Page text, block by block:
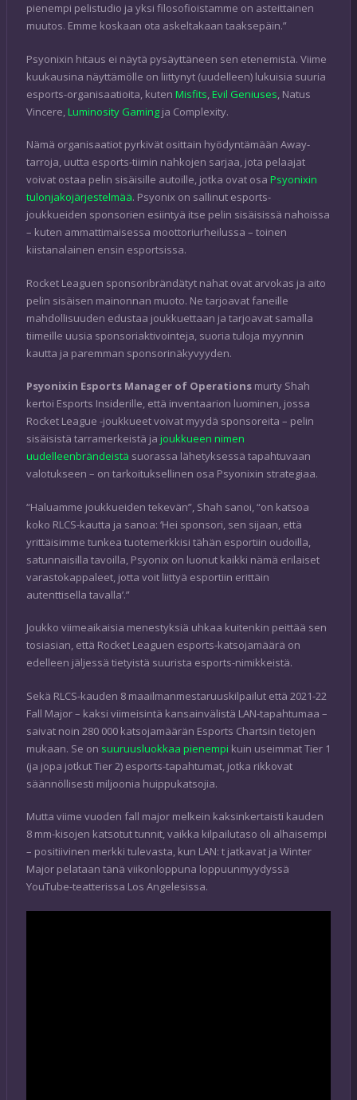
pienempi pelistudio ja yksi filosofioistamme on asteittainen
muutos. Emme koskaan ota askeltakaan taaksepäin.”
Psyonixin hitaus ei näytä pysäyttäneen sen etenemistä. Viime
kuukausina näyttämölle on liittynyt (uudelleen) lukuisia suuria
esports-organisaatioita, kuten Misfits,Evil Geniuses, Natus
Vincere,Luminosity Gaming ja Complexity.
Nämä organisaatiot pyrkivät osittain hyödyntämään Away-
tarroja, uutta esports-tiimin nahkojen sarjaa, jota pelaajat
voivat ostaa pelin sisäisille autoille, jotka ovat osa Psyonixin
tulonjakojärjestelmää. Psyonix on sallinut esports-
joukkueiden sponsorien esiintyä itse pelin sisäisissä nahoissa
– kuten ammattimaisessa moottoriurheilussa – toinen
kiistanalainen ensin esportsissa.
Rocket Leaguen sponsoribrändätyt nahat ovat arvokas ja aito
pelin sisäisen mainonnan muoto. Ne tarjoavat faneille
mahdollisuuden edustaa joukkuettaan ja tarjoavat samalla
tiimeille uusia sponsoriaktivointeja, suoria tuloja myynnin
kautta ja paremman sponsorinäkyvyyden.
Psyonixin Esports Manager of Operations murty Shah
kertoi Esports Insiderille, että inventaarion luominen, jossa
Rocket League -joukkueet voivat myydä sponsoreita – pelin
sisäisistä tarramerkeistä ja joukkueen nimen
uudelleenbrändeistä suorassa lähetyksessä tapahtuvaan
valotukseen – on tarkoituksellinen osa Psyonixin strategiaa.
“Haluamme joukkueiden tekevän”, Shah sanoi, “on katsoa
koko RLCS-kautta ja sanoa: ‘Hei sponsori, sen sijaan, että
yrittäisimme tunkea tuotemerkkisi tähän esportiin oudoilla,
satunnaisilla tavoilla, Psyonix on luonut kaikki nämä erilaiset
varastokappaleet, jotta voit liittyä esportiin erittäin
autenttisella tavalla’.”
Joukko viimeaikaisia menestyksiä uhkaa kuitenkin peittää sen
tosiasian, että Rocket Leaguen esports-katsojamäärä on
edelleen jäljessä tietyistä suurista esports-nimikkeistä.
Sekä RLCS-kauden 8 maailmanmestaruuskilpailut että 2021-22
Fall Major – kaksi viimeisintä kansainvälistä LAN-tapahtumaa –
saivat noin 280 000 katsojamäärän Esports Chartsin tietojen
mukaan. Se on suuruusluokkaa pienempi kuin useimmat Tier 1
(ja jopa jotkut Tier 2) esports-tapahtumat, jotka rikkovat
säännöllisesti miljoonia huippukatsojia.
Mutta viime vuoden fall major melkein kaksinkertaisti kauden
8 mm-kisojen katsotut tunnit, vaikka kilpailutaso oli alhaisempi
– positiivinen merkki tulevasta, kun LAN: t jatkavat ja Winter
Major pelataan tänä viikonloppuna loppuunmyydyssä
YouTube-teatterissa Los Angelesissa.